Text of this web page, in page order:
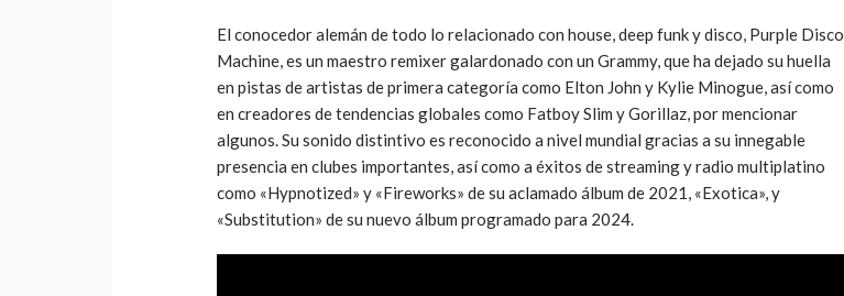
El conocedor alemán de todo lo relacionado con house, deep funk y disco, Purple Disco
Machine, es un maestro remixer galardonado con un Grammy, que ha dejado su huella
en pistas de artistas de primera categoría como Elton John y Kylie Minogue, así como
en creadores de tendencias globales como Fatboy Slim y Gorillaz, por mencionar
algunos. Su sonido distintivo es reconocido a nivel mundial gracias a su innegable
presencia en clubes importantes, así como a éxitos de streaming y radio multiplatino
como «Hypnotized» y «Fireworks» de su aclamado álbum de 2021, «Exotica», y
«Substitution» de su nuevo álbum programado para 2024.